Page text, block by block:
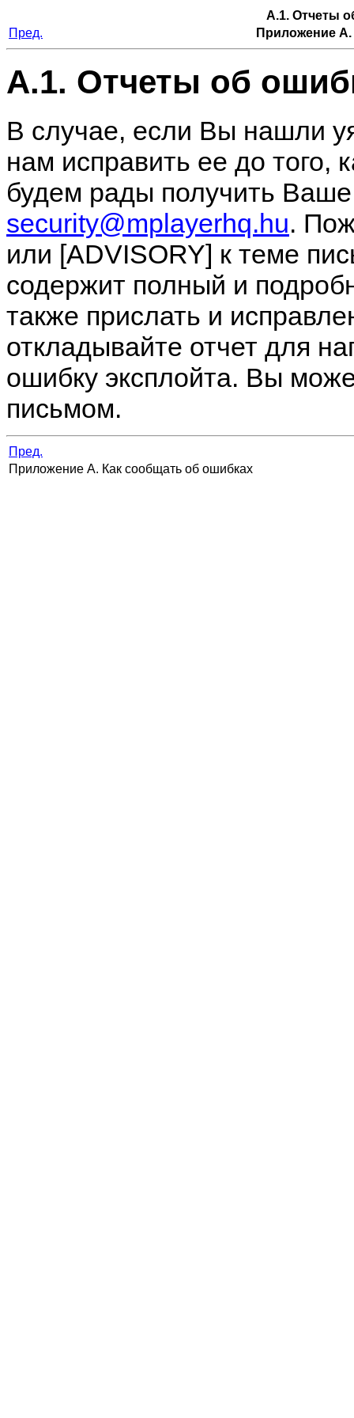
A.1. Отчеты
Пред.
Приложение
A.1. Отчеты об
В случае, если Вы нашли
нам исправить ее до того,
будем рады получить
security@mplayerhq.hu.
или [ADVISORY] к теме
содержит полный и
также прислать и
откладывайте отчет для
ошибку эксплойта. Вы
письмом.
Пред.
Приложение A. Как сообщать об ошибках